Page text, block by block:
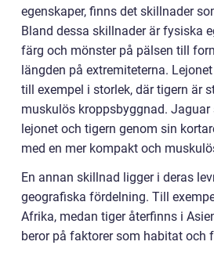
egenskaper, finns det skillnader
Bland dessa skillnader är fysiska
färg och mönster på pälsen till
längden på extremiteterna.
till exempel i storlek, där tigern är
muskulös kroppsbyggnad.
lejonet och tigern genom sin
med en mer kompakt och
En annan skillnad ligger i deras
geografiska fördelning. Till
Afrika, medan tiger återfinns i
beror på faktorer som habitat och